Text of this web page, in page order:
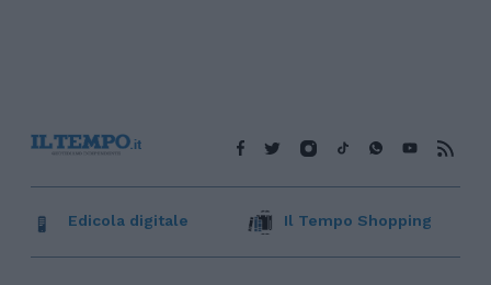
Edicola digitale Il Tempo Shopping